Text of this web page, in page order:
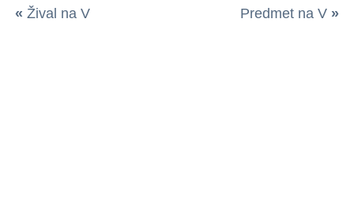
« Žival na V Predmet na V »